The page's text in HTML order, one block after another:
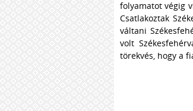
folyamatot végig
Csatlakoztak
váltani
volt
törekvés, hogy a